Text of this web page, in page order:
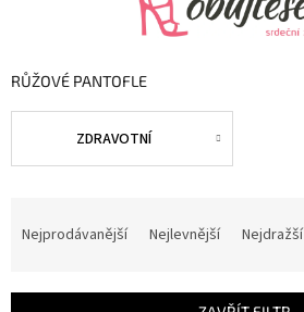
RŮŽOVÉ PANTOFLE
ZDRAVOTNÍ
Nejprodávanější Nejlevnější Nejdražší